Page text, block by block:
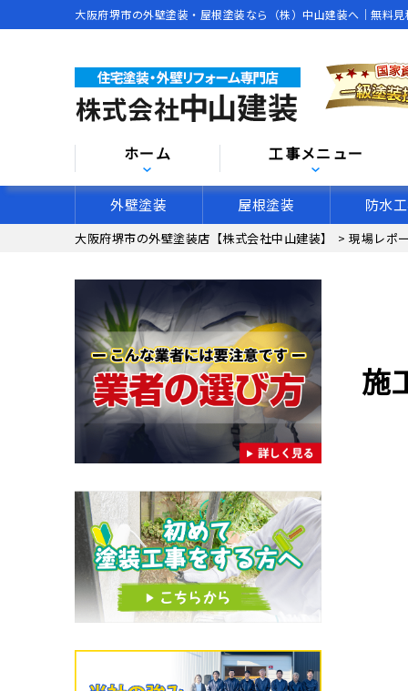
大阪府堺市の外壁塗装・屋根塗装なら（株）中山建装へ｜無料
ホーム 工事メニュー
外壁塗装 屋根塗装 防水
大阪府堺市の外壁塗装店【株式会社中山建装】 > 現場レポ
施